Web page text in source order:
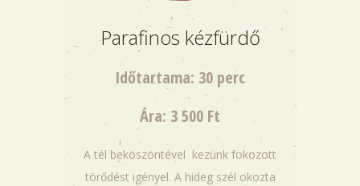
Parafinos kézfürdő
Időtartama: 30 perc
Ára: 3 500 Ft
A tél beköszöntével kezünk fokozott
törődést igényel. A hideg szél okozta